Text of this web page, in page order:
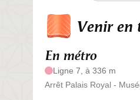
Venir en
En métro
Ligne 7, à 336 m
Arrêt Palais Royal -